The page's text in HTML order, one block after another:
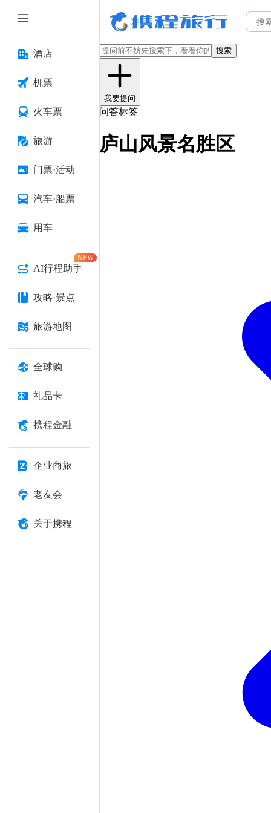
酒店
机票
火车票
旅游
门票·活动
汽车·船票
用车
AI行程助手
NEW
攻略·景点
旅游地图
全球购
礼品卡
携程金融
企业商旅
老友会
关于携程
搜索
我要提问
问答标签
庐山风景名胜区